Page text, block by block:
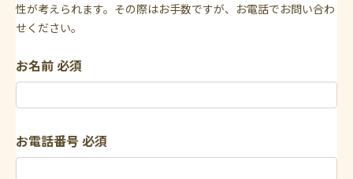
性が考えられます。その際はお手数ですが、お電話でお問い合わ
せください。
お名前必須
お電話番号必須